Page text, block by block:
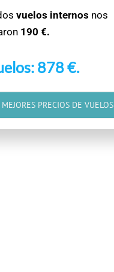
vuelos internos nos
190 €.
878 €.
MEJORES PRECIOS DE VUELOS